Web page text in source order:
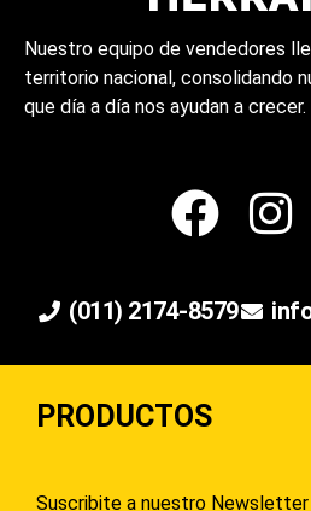
Nuestro equipo de vendedores
territorio nacional, consolidando
que día a día nos ayudan a crecer.
(011) 2174-8579
PRODUCTOS
Suscribite a nuestro Newsletter